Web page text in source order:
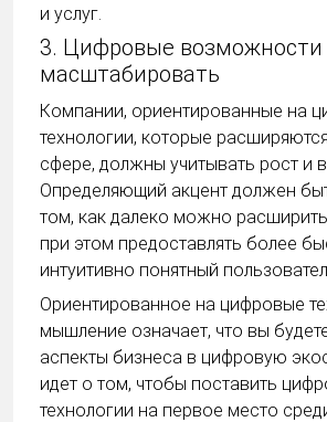
и услуг.
3. Цифровые возможности
масштабировать
Компании, ориентированные на
технологии, которые
сфере, должны учитывать рост и
Определяющий акцент должен
том, как далеко можно
при этом предоставлять более
интуитивно понятный
Ориентированное на цифровые
мышление означает, что вы
аспекты бизнеса в цифровую
идет о том, чтобы поставить
технологии на первое место